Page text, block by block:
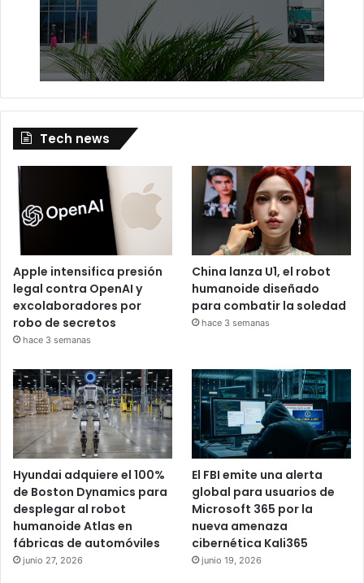
Tech news
Apple intensifica presión
legal contra OpenAI y
excolaboradores por
robo de secretos
hace 3 semanas
China lanza U1, el robot
humanoide diseñado
para combatir la soledad
hace 3 semanas
Hyundai adquiere el 100%
de Boston Dynamics para
desplegar al robot
humanoide Atlas en
fábricas de automóviles
junio 27, 2026
El FBI emite una alerta
global para usuarios de
Microsoft 365 por la
nueva amenaza
cibernética Kali365
junio 19, 2026